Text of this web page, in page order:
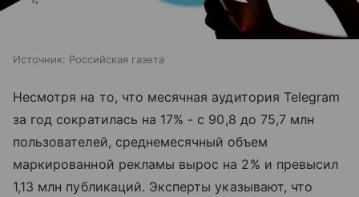
Источник: Российская газета
Несмотря на то, что месячная аудитория Telegram
за год сократилась на 17% - с 90,8 до 75,7 млн
пользователей, среднемесячный объем
маркированной рекламы вырос на 2% и превысил
1,13 млн публикаций. Эксперты указывают, что